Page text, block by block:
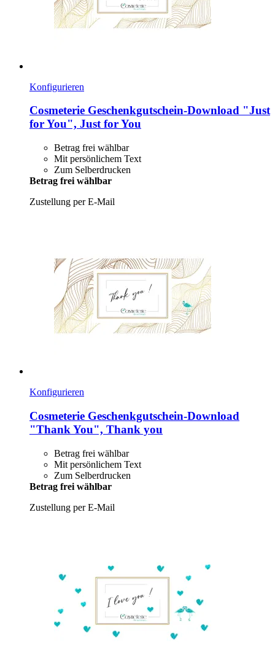
Konfigurieren
Cosmeterie Geschenkgutschein-​Download "Just
for You", Just for You
Betrag frei wählbar
Mit persönlichem Text
Zum Selberdrucken
Betrag frei wählbar
Zustellung per E-Mail
Konfigurieren
Cosmeterie Geschenkgutschein-​Download
"Thank You", Thank you
Betrag frei wählbar
Mit persönlichem Text
Zum Selberdrucken
Betrag frei wählbar
Zustellung per E-Mail